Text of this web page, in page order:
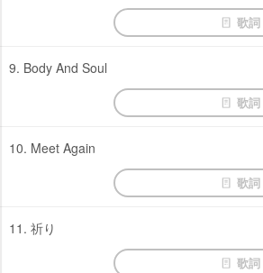
歌詞
9. Body And Soul
歌詞
10. Meet Again
歌詞
11. 祈り
歌詞